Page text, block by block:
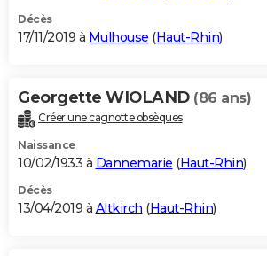
Décès
17/11/2019 à Mulhouse (Haut-Rhin)
Georgette WIOLAND (86 ans)
Créer une cagnotte obsèques
Naissance
10/02/1933 à Dannemarie (Haut-Rhin)
Décès
13/04/2019 à Altkirch (Haut-Rhin)